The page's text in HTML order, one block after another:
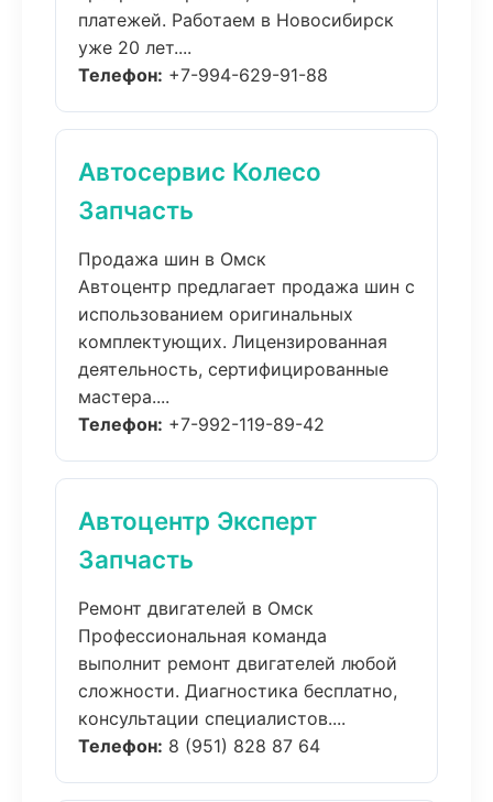
платежей. Работаем в Новосибирск
уже 20 лет....
Телефон: +7-994-629-91-88
Автосервис Колесо
Запчасть
Продажа шин в Омск
Автоцентр предлагает продажа шин с
использованием оригинальных
комплектующих. Лицензированная
деятельность, сертифицированные
мастера....
Телефон: +7-992-119-89-42
Автоцентр Эксперт
Запчасть
Ремонт двигателей в Омск
Профессиональная команда
выполнит ремонт двигателей любой
сложности. Диагностика бесплатно,
консультации специалистов....
Телефон: 8 (951) 828 87 64